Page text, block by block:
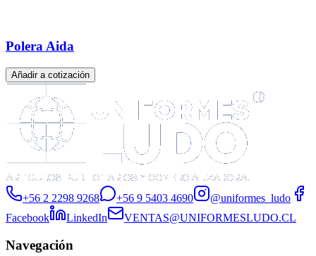
Polera Aida
Añadir a cotización
+56 2 2298 9268 +56 9 5403 4690
@uniformes_ludo
Facebook
LinkedIn VENTAS@UNIFORMESLUDO.CL
Navegación